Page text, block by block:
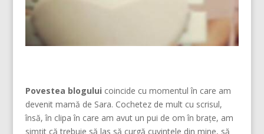
Povestea blogului coincide cu momentul în care am
devenit mamă de Sara. Cochetez de mult cu scrisul,
însă, în clipa în care am avut un pui de om în brațe, am
simțit că trebuie să las să curgă cuvintele din mine, să